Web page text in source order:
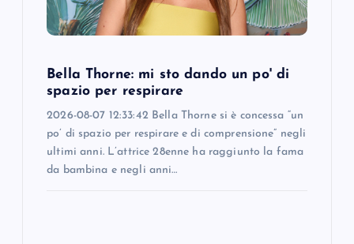
Bella Thorne: mi sto dando un po' di
spazio per respirare
2026-08-07 12:33:42 Bella Thorne si è concessa “un
po’ di spazio per respirare e di comprensione” negli
ultimi anni. L’attrice 28enne ha raggiunto la fama
da bambina e negli anni…